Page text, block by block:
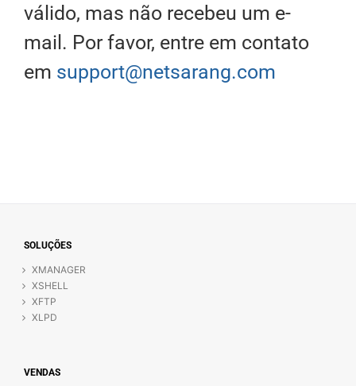
válido, mas não recebeu um e-
mail. Por favor, entre em contato
em support@netsarang.com
SOLUÇÕES
XMANAGER
XSHELL
XFTP
XLPD
VENDAS